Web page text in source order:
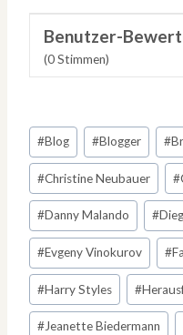
Benutzer-
(0Stimmen)
Schlagworte:
#Blog #Blogger #
#Christine Neubauer #
#Danny Malando #
#Evgeny Vinokurov #
#Harry Styles #
#Jeanette Biedermann